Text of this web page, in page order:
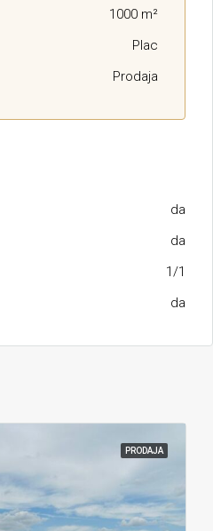
1000 m²
Plac
Prodaja
da
da
1/1
da
PRODAJA